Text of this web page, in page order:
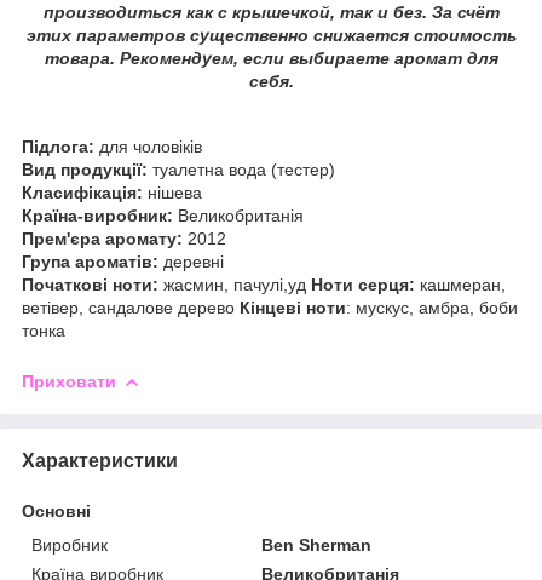
производиться как с крышечкой, так и без. За счёт
этих параметров существенно снижается стоимость
товара. Рекомендуем, если выбираете аромат для
себя.
Підлога: для чоловіків
Вид продукції: туалетна вода (тестер)
Класифікація: нішева
Країна-виробник: Великобританія
Прем'єра аромату: 2012
Група ароматів: деревні
Початкові ноти: жасмин, пачулі,уд Ноти серця: кашмеран,
ветівер, сандалове дерево Кінцеві ноти: мускус, амбра, боби
тонка
Приховати
Характеристики
Основні
Виробник
Ben Sherman
Країна виробник
Великобританія